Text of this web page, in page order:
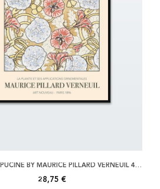
AFFICHE CAPUCINE BY MAURICE PILLARD VERNEUIL 40X50
28,75 €